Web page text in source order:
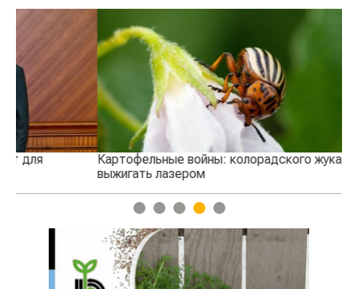
Картофельные войны: колорадского жука будут
выжигать лазером
1 2 3 4 5